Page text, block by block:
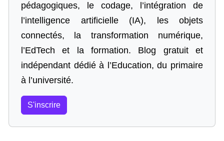
pédagogiques, le codage,
l’intégration de
l’intelligence artificielle (IA), les objets
connectés, la transformation numérique,
l’EdTech et la formation. Blog gratuit et
indépendant dédié à l’Education, du primaire
à l’université.
S'inscrire